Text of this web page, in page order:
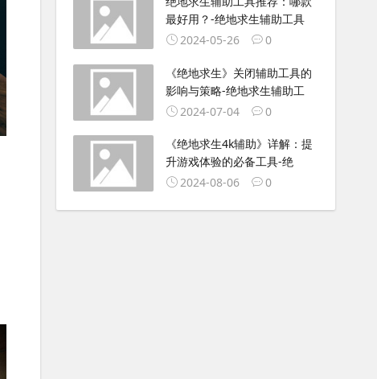
最好用？-绝地求生辅助工具
2024-05-26
0
《绝地求生》关闭辅助工具的
影响与策略-绝地求生辅助工
2024-07-04
0
《绝地求生4k辅助》详解：提
升游戏体验的必备工具-绝
2024-08-06
0